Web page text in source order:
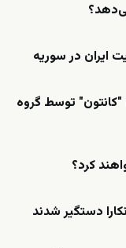
ایران در سوریه
توسط گروه
کرد؟